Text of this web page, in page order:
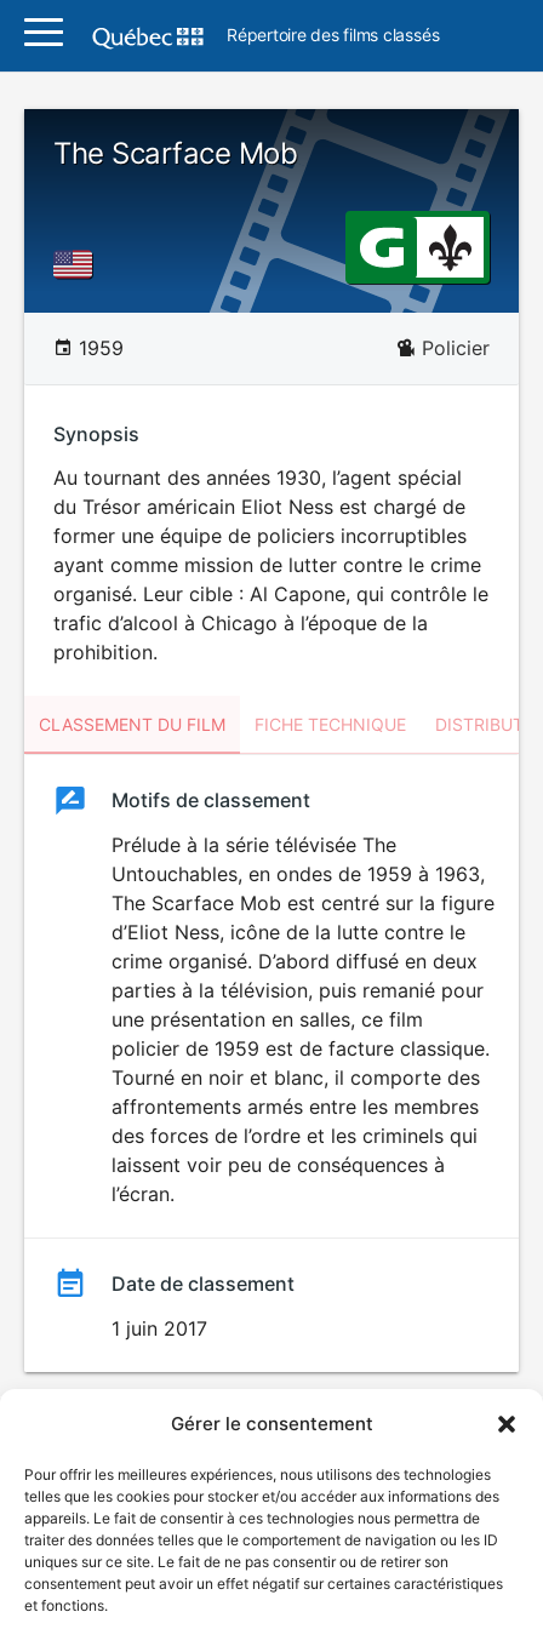
Gérer le consentement
Pour offrir les meilleures expériences, nous utilisons des technologies
telles que les cookies pour stocker et/ou accéder aux informations des
appareils. Le fait de consentir à ces technologies nous permettra de
traiter des données telles que le comportement de navigation ou les ID
uniques sur ce site. Le fait de ne pas consentir ou de retirer son
consentement peut avoir un effet négatif sur certaines caractéristiques
et fonctions.
Répertoire des films classés
The Scarface Mob
1959 Policier
Synopsis
Au tournant des années 1930, l’agent spécial
du Trésor américain Eliot Ness est chargé de
former une équipe de policiers incorruptibles
ayant comme mission de lutter contre le crime
organisé. Leur cible : Al Capone, qui contrôle le
trafic d’alcool à Chicago à l’époque de la
prohibition.
CLASSEMENT DU FILM FICHE TECHNIQUE
ClassementClassement
Motifs de classement
Prélude à la série télévisée The
Untouchables, en ondes de 1959 à 1963,
The Scarface Mob est centré sur la figure
d’Eliot Ness, icône de la lutte contre le
crime organisé. D’abord diffusé en deux
parties à la télévision, puis remanié pour
une présentation en salles, ce film
policier de 1959 est de facture classique.
Tourné en noir et blanc, il comporte des
affrontements armés entre les membres
des forces de l’ordre et les criminels qui
laissent voir peu de conséquences à
l’écran.
Date de classement
1 juin 2017
© Gouvernement du Québec, 2026